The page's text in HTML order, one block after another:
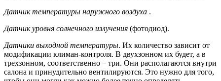
Датчик температуры наружного воздуха .
Датчик уровня солнечного излучения (фотодиод).
Датчики выходной температуры. Их количество зависит от
модификации климан-контроля. В двухзонном их будет, а в
трехзонном, соответственно – три. Они располагаются внутри
салона и принудительно вентилируются. Это нужно для того,